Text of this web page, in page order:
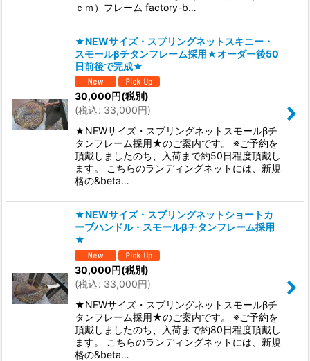
ｃｍ）フレーム factory-b…
★NEWサイズ・スプリングネットスキニー・
スモールβチタンフレーム採用★オーダー後50
日前後で完成★
30,000円(税別)
(税込: 33,000円)
★NEWサイズ・スプリングネットスモールβチ
タンフレーム採用★のご案内です。 ※ご予約を
頂戴しましたのち、入荷まで約50日程度頂戴し
ます。 こちらのランディングネットには、新規
格の&beta…
★NEWサイズ・スプリングネットショートカ
ーブハンドル・スモールβチタンフレーム採用
★
30,000円(税別)
(税込: 33,000円)
★NEWサイズ・スプリングネットスモールβチ
タンフレーム採用★のご案内です。 ※ご予約を
頂戴しましたのち、入荷まで約80日程度頂戴し
ます。 こちらのランディングネットには、新規
格の&beta…